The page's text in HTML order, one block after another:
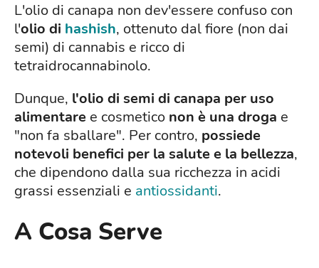
L'olio di canapa non dev'essere confuso con
l'olio di hashish, ottenuto dal fiore (non dai
semi) di cannabis e ricco di
tetraidrocannabinolo.
Dunque, l'olio di semi di canapa per uso
alimentare e cosmetico non è una droga e
"non fa sballare". Per contro, possiede
notevoli benefici per la salute e la bellezza,
che dipendono dalla sua ricchezza in acidi
grassi essenziali e antiossidanti.
A Cosa Serve